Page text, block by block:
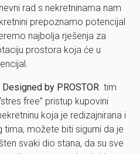
rad s nekretninama nam
prepoznamo potencijal
najbolja rješenja za
prostora koja će u
by PROSTOR tim
free” pristup kupovini
koja je redizajnirana i
možete biti sigurni da je
svaki dio stana, da su sve